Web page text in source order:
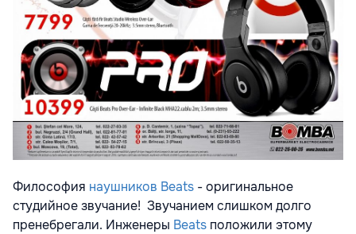
Философия наушников Beats - оригинальное
студийное звучание! Звучанием слишком долго
пренебрегали. Инженеры Beats положили этому